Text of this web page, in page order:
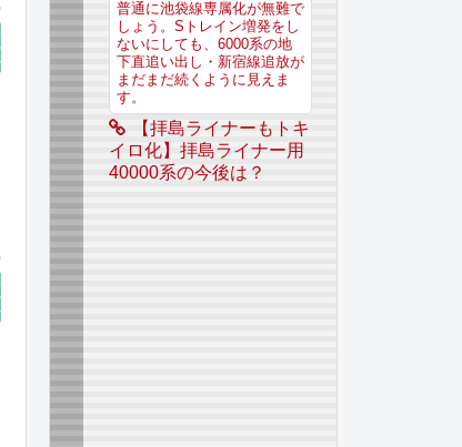
普通に池袋線専属化が無難で
しょう。Sトレイン増発をし
ないにしても、6000系の地
下直追い出し・新宿線追放が
まだまだ続くように見えま
す。
【拝島ライナーもトキ
イロ化】拝島ライナー用
40000系の今後は？